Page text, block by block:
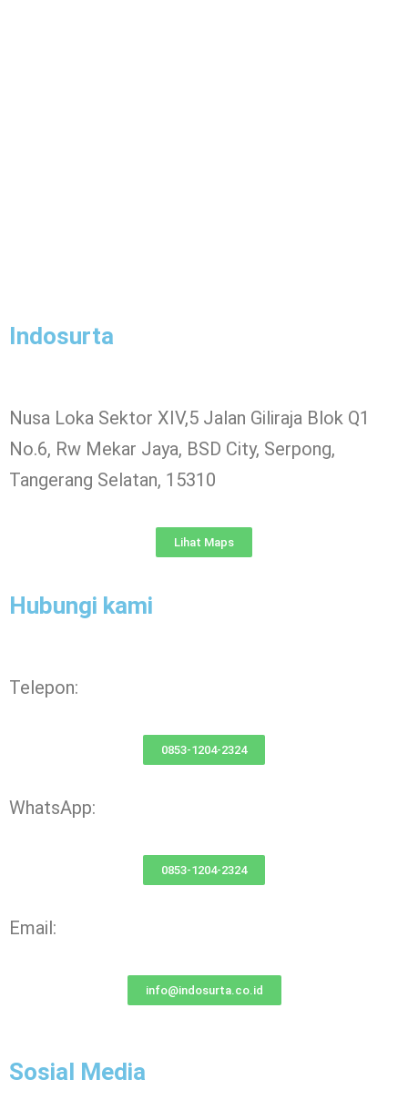
Indosurta
Nusa Loka Sektor XIV,5 Jalan Giliraja Blok Q1
No.6, Rw Mekar Jaya, BSD City, Serpong,
Tangerang Selatan, 15310
Lihat Maps
Hubungi kami
Telepon:
0853-1204-2324
WhatsApp:
0853-1204-2324
Email:
info@indosurta.co.id
Sosial Media